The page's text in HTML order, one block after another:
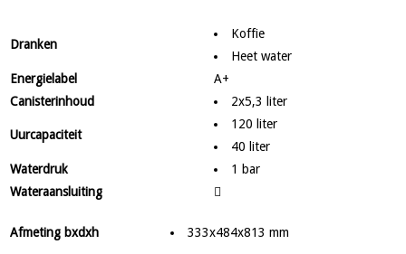
Dranken
Koffie
Heet water
Energielabel
A+
Canisterinhoud
2x5,3 liter
Uurcapaciteit
120 liter
40 liter
Waterdruk
1 bar
Wateraansluiting
Afmeting bxdxh 333x484x813 mm